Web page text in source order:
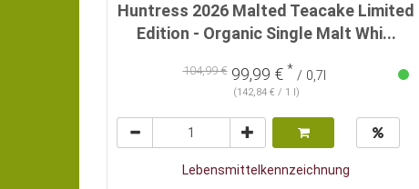
Huntress 2026 Malted Teacake Limited
Edition - Organic Single Malt Whi...
104,99 €99,99 € * / 0,7l
(142,84 € / 1 l)
Lebensmittelkennzeichnung